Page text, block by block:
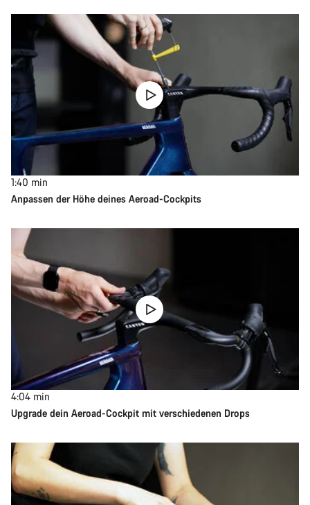
1:40 min
Anpassen der Höhe deines Aeroad-Cockpits
4:04 min
Upgrade dein Aeroad-Cockpit mit verschiedenen Drops